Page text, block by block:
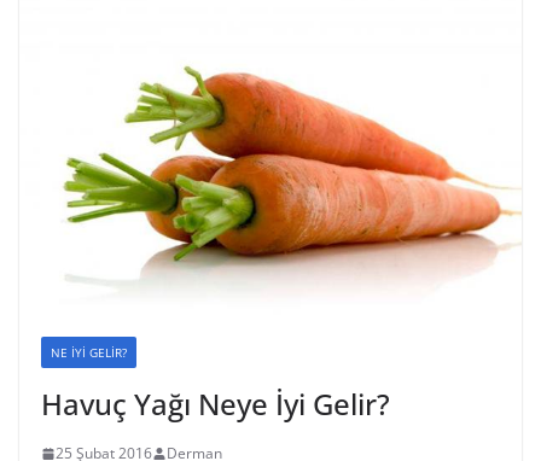
NE İYİ GELİR?
Havuç Yağı Neye İyi Gelir?
25 Şubat 2016 Derman